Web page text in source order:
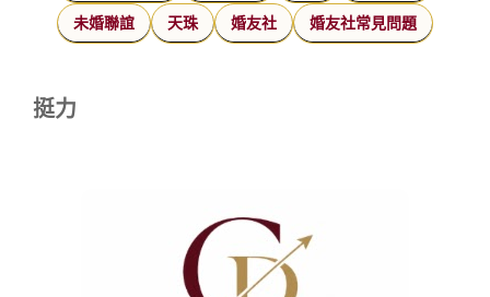
未婚聯誼 天珠 婚友社 婚友社常見問題
挺力